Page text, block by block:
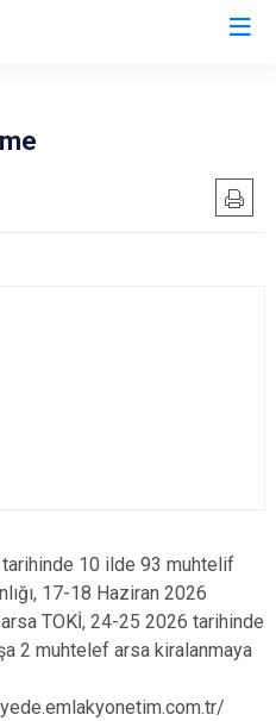
10 ilde 93 muhtelif
17-18 Haziran 2026
TOKİ, 24-25 2026 tarihinde
2 muhtelef arsa kiralanmaya